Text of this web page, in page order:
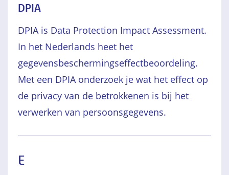
DPIA
DPIA is Data Protection Impact Assessment.
In het Nederlands heet het
gegevensbeschermingseffectbeoordeling.
Met een DPIA onderzoek je wat het effect op
de privacy van de betrokkenen is bij het
verwerken van persoonsgegevens.
E